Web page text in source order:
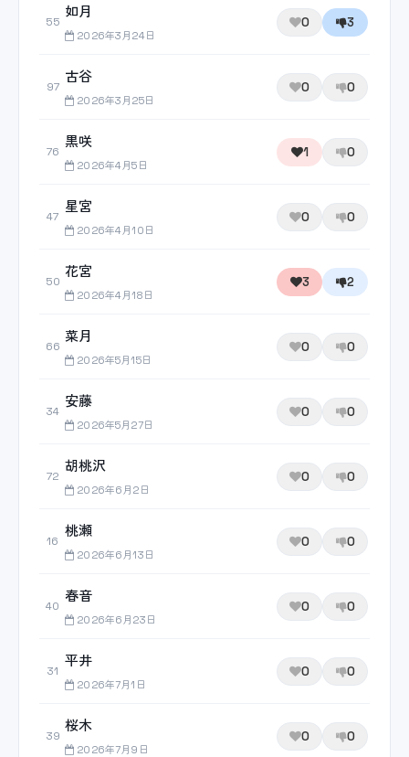
55
如月
2026年3月24日
0 3
97
古谷
2026年3月25日
0 0
76
黒咲
2026年4月5日
1 0
47
星宮
2026年4月10日
0 0
50
花宮
2026年4月18日
3 2
66
菜月
2026年5月15日
0 0
34
安藤
2026年5月27日
0 0
72
胡桃沢
2026年6月2日
0 0
16
桃瀬
2026年6月13日
0 0
40
春音
2026年6月23日
0 0
31
平井
2026年7月1日
0 0
39
桜木
2026年7月9日
0 0